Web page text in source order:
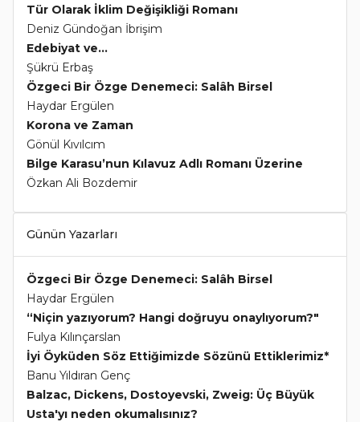
Tür Olarak İklim Değişikliği Romanı
Deniz Gündoğan İbrişim
Edebiyat ve...
Şükrü Erbaş
Özgeci Bir Özge Denemeci: Salâh Birsel
Haydar Ergülen
Korona ve Zaman
Gönül Kıvılcım
Bilge Karasu’nun Kılavuz Adlı Romanı Üzerine
Özkan Ali Bozdemir
Günün Yazarları
Özgeci Bir Özge Denemeci: Salâh Birsel
Haydar Ergülen
“Niçin yazıyorum? Hangi doğruyu onaylıyorum?"
Fulya Kılınçarslan
İyi Öyküden Söz Ettiğimizde Sözünü Ettiklerimiz*
Banu Yıldıran Genç
Balzac, Dickens, Dostoyevski, Zweig: Üç Büyük
Usta'yı neden okumalısınız?